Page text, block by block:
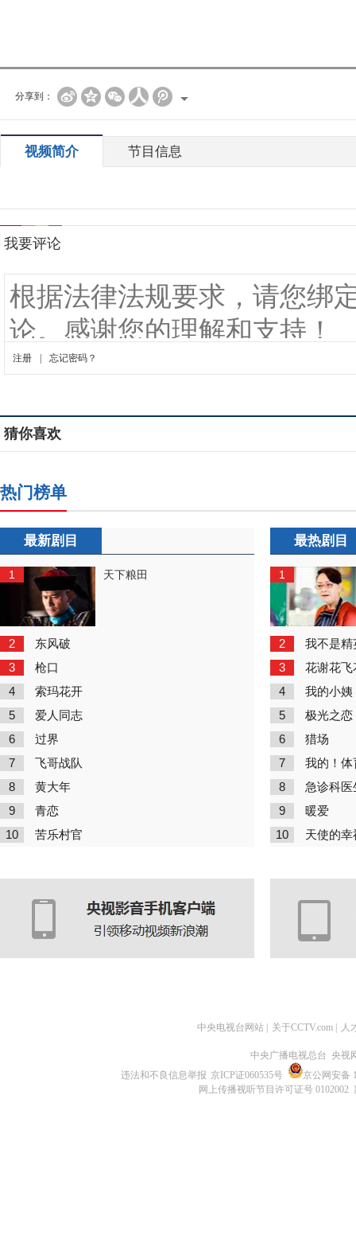
分享到：
视频简介 节目信息
猜你喜欢
热门榜单
最新剧目
1 天下粮田
2 东风破
3 枪口
4 索玛花开
5 爱人同志
6 过界
7 飞哥战队
8 黄大年
9 青恋
10 苦乐村官
最热剧目
1
2 我不是精
3 花谢花飞
4 我的小姨
5 极光之恋
6 猎场
7 我的！体
8 急诊科医
9 暖爱
10 天使的幸
中央电视台网站 关于CCTV.com 人
中央广播电视总台 央视
违法和不良信息举报 京ICP证060535号
京公网安备
网上传播视听节目许可证号 0102002